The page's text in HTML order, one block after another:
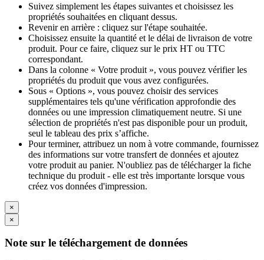
Suivez simplement les étapes suivantes et choisissez les
propriétés souhaitées en cliquant dessus.
Revenir en arrière : cliquez sur l'étape souhaitée.
Choisissez ensuite la quantité et le délai de livraison de votre
produit. Pour ce faire, cliquez sur le prix HT ou TTC
correspondant.
Dans la colonne « Votre produit », vous pouvez vérifier les
propriétés du produit que vous avez configurées.
Sous « Options », vous pouvez choisir des services
supplémentaires tels qu'une vérification approfondie des
données ou une impression climatiquement neutre. Si une
sélection de propriétés n'est pas disponible pour un produit,
seul le tableau des prix s’affiche.
Pour terminer, attribuez un nom à votre commande, fournissez
des informations sur votre transfert de données et ajoutez
votre produit au panier. N'oubliez pas de télécharger la fiche
technique du produit - elle est très importante lorsque vous
créez vos données d'impression.
×
×
Note sur le téléchargement de données